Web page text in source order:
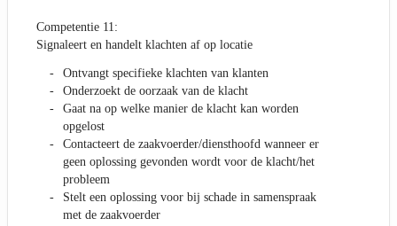
Competentie 11:
Signaleert en handelt klachten af op locatie
Ontvangt specifieke klachten van klanten
Onderzoekt de oorzaak van de klacht
Gaat na op welke manier de klacht kan worden
opgelost
Contacteert de zaakvoerder/diensthoofd wanneer er
geen oplossing gevonden wordt voor de klacht/het
probleem
Stelt een oplossing voor bij schade in samenspraak
met de zaakvoerder